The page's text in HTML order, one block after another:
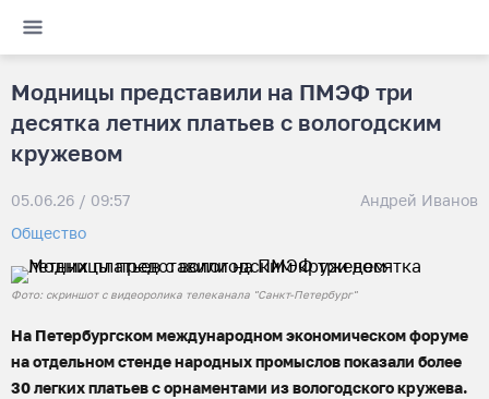
Модницы представили на ПМЭФ три
десятка летних платьев с вологодским
кружевом
05.06.26 / 09:57
Андрей Иванов
Общество
Фото: скриншот с видеоролика телеканала "Санкт-Петербург"
На Петербургском международном экономическом форуме
на отдельном стенде народных промыслов показали более
30 легких платьев с орнаментами из вологодского кружева.